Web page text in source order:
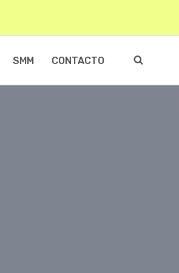
SMM CONTACTO